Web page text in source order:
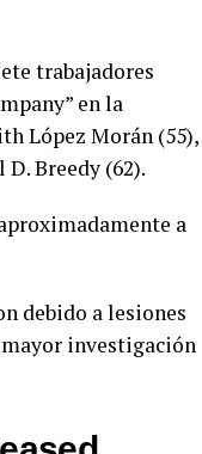
trabajadores
en la
López Morán (55),
Breedy (62).
a
debido a lesiones
mayor investigación